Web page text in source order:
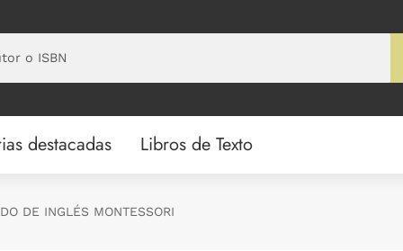
destacadas Libros de Texto
DE INGLÉS MONTESSORI